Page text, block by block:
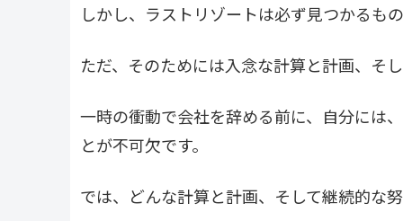
しかし、ラストリゾートは必ず見つかるもの
ただ、そのためには入念な計算と計画、そ
一時の衝動で会社を辞める前に、自分には
とが不可欠です。
では、どんな計算と計画、そして継続的な